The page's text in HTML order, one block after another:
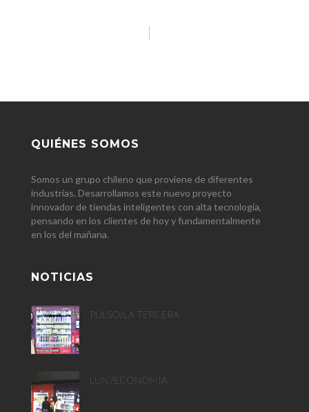
QUIÉNES SOMOS
Somos un grupo chileno que proviene de diferentes
industrias. Desarrollamos este nuevo proyecto
innovador de tiendas inteligentes con alta tecnología,
pensando en los clientes de hoy y fundamentalmente
en los del mañana.
NOTICIAS
PULSO/LA TERCERA
LUN /ECONOMIA